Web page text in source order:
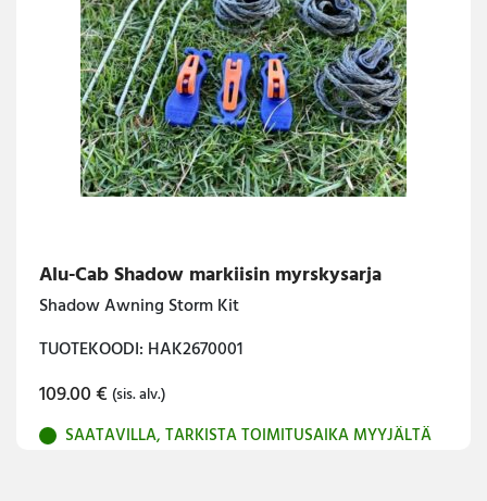
Alu-Cab Shadow markiisin myrskysarja
Shadow Awning Storm Kit
TUOTEKOODI: HAK2670001
109.00€ (sis. alv.)
SAATAVILLA, TARKISTA TOIMITUSAIKA MYYJÄLTÄ